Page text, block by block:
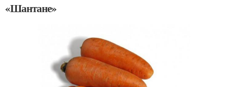
«Шантане»